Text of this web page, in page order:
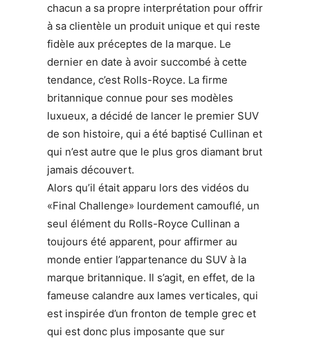
chacun a sa propre interprétation pour offrir
à sa clientèle un produit unique et qui reste
fidèle aux préceptes de la marque. Le
dernier en date à avoir succombé à cette
tendance, c’est Rolls-Royce. La firme
britannique connue pour ses modèles
luxueux, a décidé de lancer le premier SUV
de son histoire, qui a été baptisé Cullinan et
qui n’est autre que le plus gros diamant brut
jamais découvert.
Alors qu’il était apparu lors des vidéos du
«Final Challenge» lourdement camouflé, un
seul élément du Rolls-Royce Cullinan a
toujours été apparent, pour affirmer au
monde entier l’appartenance du SUV à la
marque britannique. Il s’agit, en effet, de la
fameuse calandre aux lames verticales, qui
est inspirée d’un fronton de temple grec et
qui est donc plus imposante que sur